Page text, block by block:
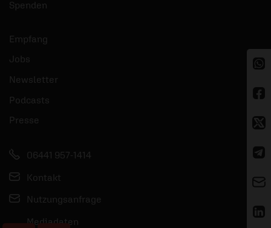
Spenden
Empfang
Jobs
Newsletter
Podcasts
Presse
06441 957-1414
Kontakt
Nutzungsanfrage
Mediadaten